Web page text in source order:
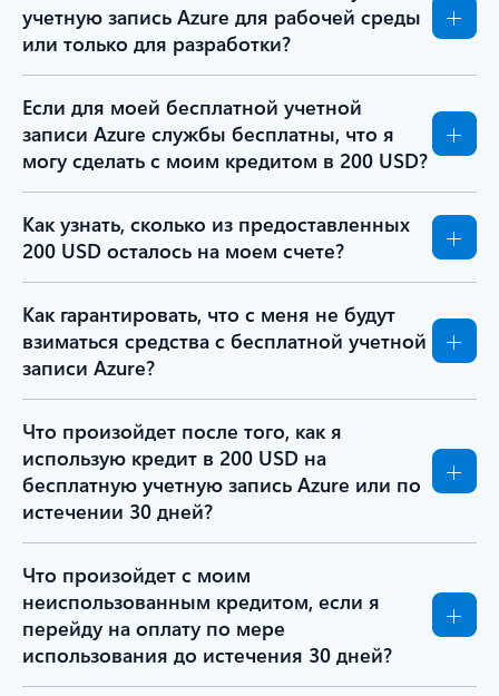
учетную запись Azure для рабочей среды
или только для разработки?
Если для моей бесплатной учетной
записи Azure службы бесплатны, что я
могу сделать с моим кредитом в 200 USD?
Как узнать, сколько из предоставленных
200 USD осталось на моем счете?
Как гарантировать, что с меня не будут
взиматься средства с бесплатной учетной
записи Azure?
Что произойдет после того, как я
использую кредит в 200 USD на
бесплатную учетную запись Azure или по
истечении 30 дней?
Что произойдет с моим
неиспользованным кредитом, если я
перейду на оплату по мере
использования до истечения 30 дней?